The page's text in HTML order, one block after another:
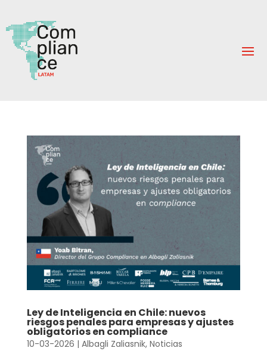
Ley de Inteligencia en Chile: nuevos
riesgos penales para empresas y ajustes
obligatorios en compliance
10-03-2026 | Albagli Zaliasnik, Noticias